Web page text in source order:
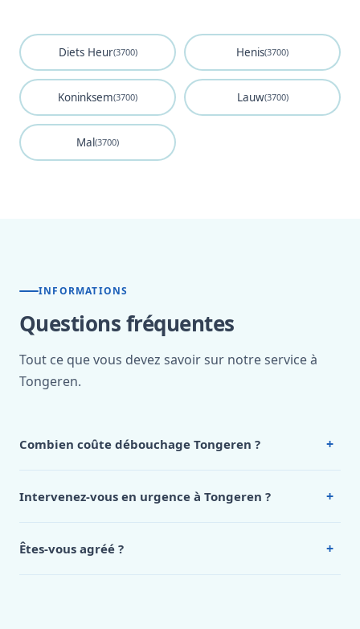
Diets Heur(3700) Henis(3700)
Koninksem(3700) Lauw(3700)
Mal(3700)
INFORMATIONS
Questions fréquentes
Tout ce que vous devez savoir sur notre service à
Tongeren.
Combien coûte débouchage Tongeren ? +
Tongeren, appelez le 0472 53 24 26.
Intervenez-vous en urgence à Tongeren ? +
Êtes-vous agréé ? +